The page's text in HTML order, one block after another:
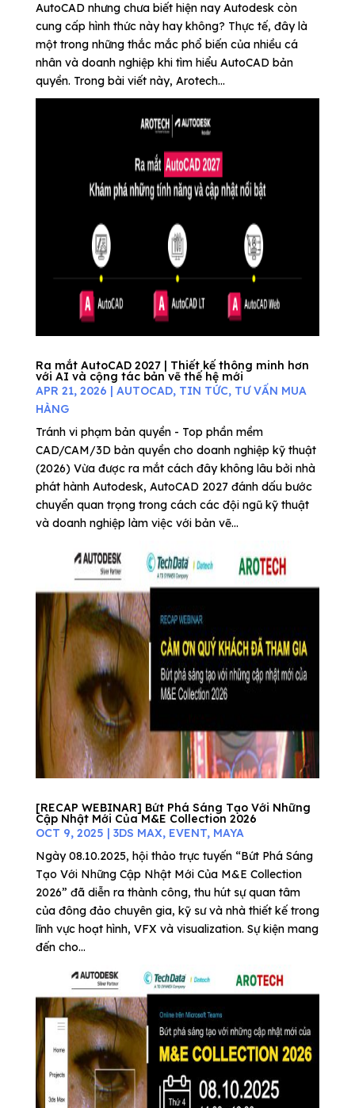
AutoCAD nhưng chưa biết hiện nay Autodesk còn
cung cấp hình thức này hay không? Thực tế, đây là
một trong những thắc mắc phổ biến của nhiều cá
nhân và doanh nghiệp khi tìm hiểu AutoCAD bản
quyền. Trong bài viết này, Arotech...
Ra mắt AutoCAD 2027 | Thiết kế thông minh hơn
với AI và cộng tác bản vẽ thế hệ mới
APR 21, 2026 | AUTOCAD, TIN TỨC, TƯ VẤN MUA
HÀNG
Tránh vi phạm bản quyền - Top phần mềm
CAD/CAM/3D bản quyền cho doanh nghiệp kỹ thuật
(2026) Vừa được ra mắt cách đây không lâu bởi nhà
phát hành Autodesk, AutoCAD 2027 đánh dấu bước
chuyển quan trọng trong cách các đội ngũ kỹ thuật
và doanh nghiệp làm việc với bản vẽ...
[RECAP WEBINAR] Bứt Phá Sáng Tạo Với Những
Cập Nhật Mới Của M&E Collection 2026
OCT 9, 2025 | 3DS MAX, EVENT, MAYA
Ngày 08.10.2025, hội thảo trực tuyến “Bứt Phá Sáng
Tạo Với Những Cập Nhật Mới Của M&E Collection
2026” đã diễn ra thành công, thu hút sự quan tâm
của đông đảo chuyên gia, kỹ sư và nhà thiết kế trong
lĩnh vực hoạt hình, VFX và visualization. Sự kiện mang
đến cho...